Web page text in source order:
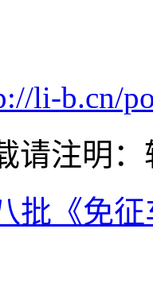
li-b.cn/
请注明：
批《免